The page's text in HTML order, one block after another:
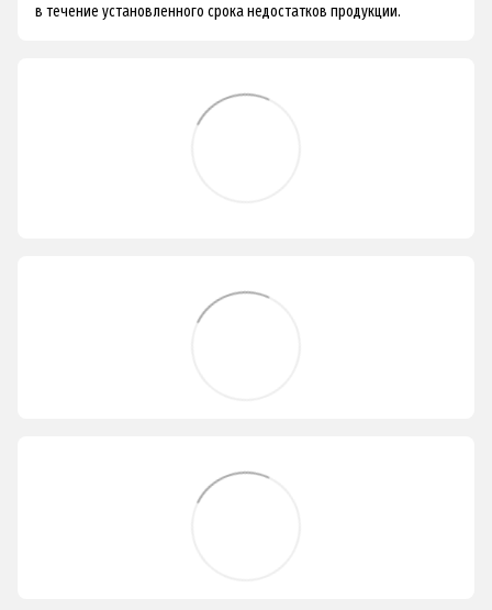
в течение установленного срока недостатков продукции.